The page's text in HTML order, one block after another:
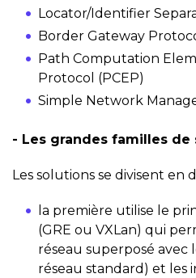
Locator/Identifier
Border Gateway
Path Computation
Protocol (PCEP)
Simple Network
- Les grandes familles de
Les solutions se divisent en
la première utilise le
(GRE ou VXLan) qui
réseau superposé avec
réseau standard) et les